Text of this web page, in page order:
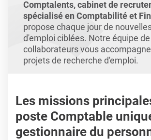
Comptalents, cabinet de
spécialisé en Comptabilité et
propose chaque jour de
d'emploi ciblées. Notre équipe
collaborateurs vous
projets de recherche d'emploi.
Les missions
poste Comptable
gestionnaire du